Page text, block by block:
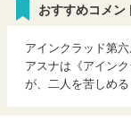
おすすめコメン
アインクラッド第
アスナは《アイン
が、二人を苦しめる